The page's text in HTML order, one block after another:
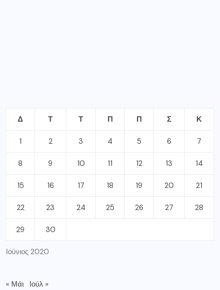
Ιούνιος 2020
Δ Τ Τ Π Π Σ Κ
1 2 3 4 5 6 7
8 9 10 11 12 13 14
15 16 17 18 19 20 21
22 23 24 25 26 27 28
29 30
« Μάι Ιούλ »